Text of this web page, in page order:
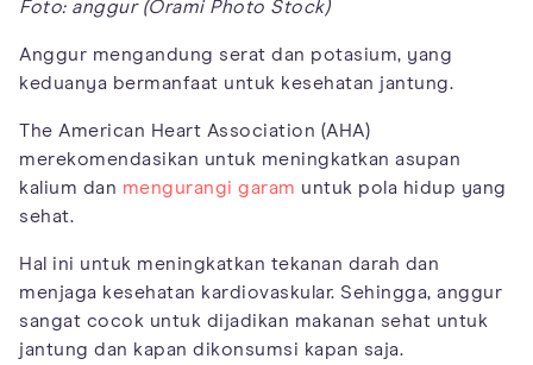
Foto: anggur (Orami Photo Stock)
Anggur mengandung serat dan potasium, yang
keduanya bermanfaat untuk kesehatan jantung.
The American Heart Association (AHA)
merekomendasikan untuk meningkatkan asupan
kalium dan mengurangi garam untuk pola hidup yang
sehat.
Hal ini untuk meningkatkan tekanan darah dan
menjaga kesehatan kardiovaskular. Sehingga, anggur
sangat cocok untuk dijadikan makanan sehat untuk
jantung dan kapan dikonsumsi kapan saja.